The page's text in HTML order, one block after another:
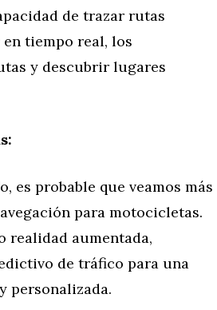
de trazar rutas
tiempo real, los
y descubrir lugares
es probable que veamos más
para motocicletas.
realidad aumentada,
de tráfico para una
personalizada.